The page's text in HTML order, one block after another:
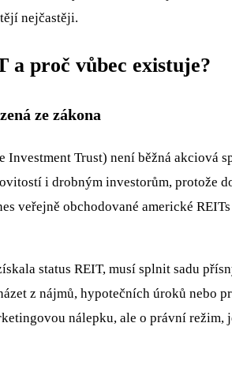
nejčastěji.
a proč vůbec existuje?
ze zákona
Investment Trust) není běžná
i drobným investorům, protože
veřejně obchodované americké
status REIT, musí splnit sadu
z nájmů, hypotečních úroků nebo
nálepku, ale o právní režim,